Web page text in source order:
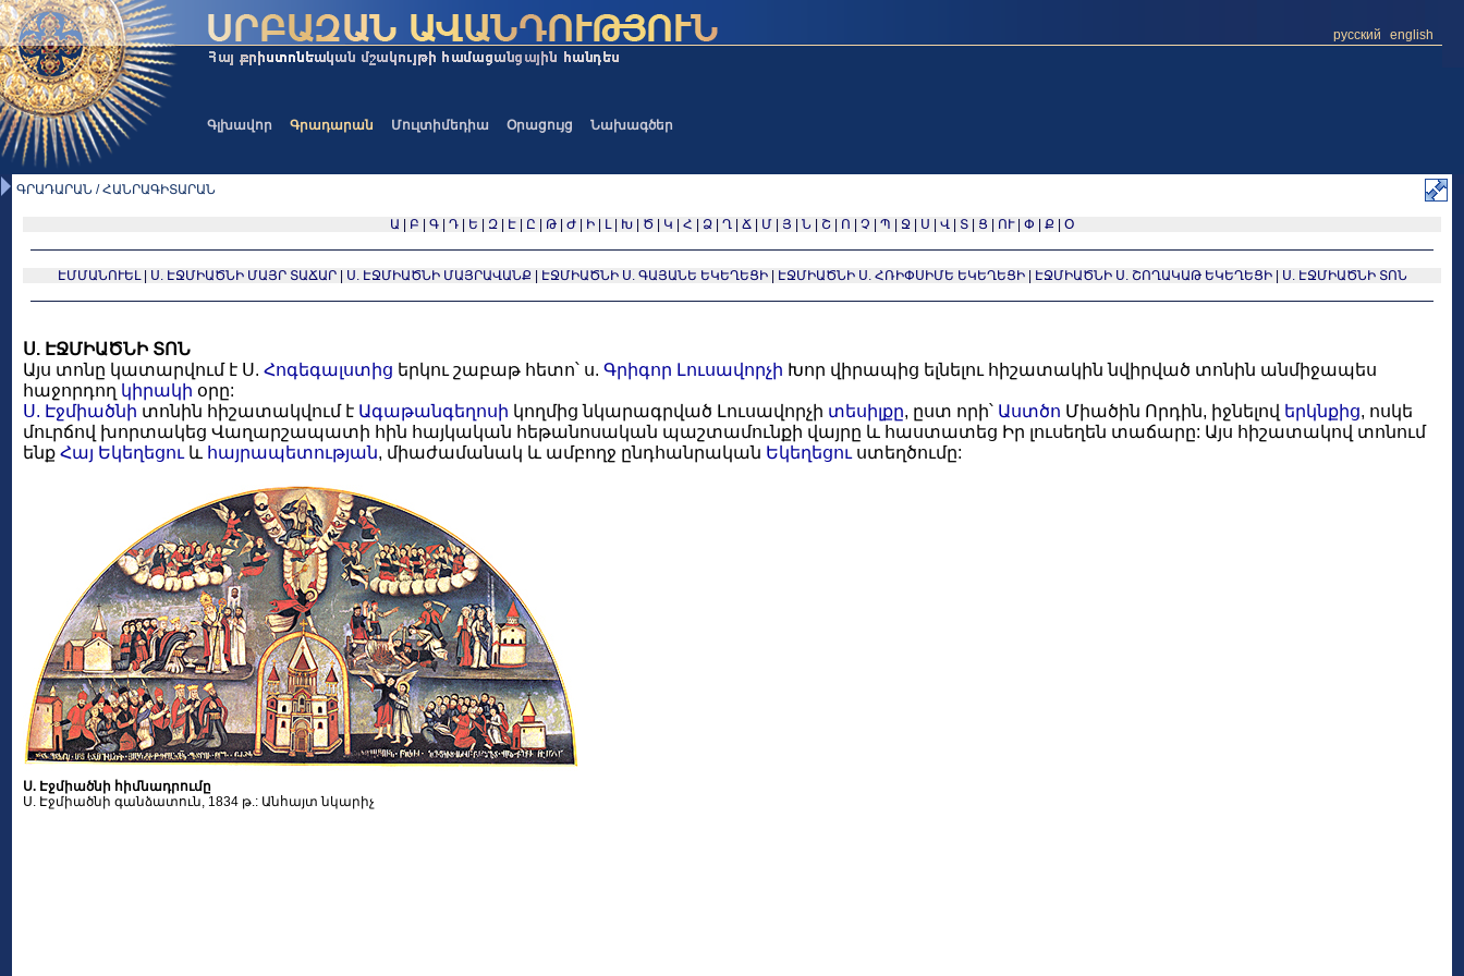
Գլխավոր Գրադարան Մուլտիմեդիա Օրացույց Նախագծեր
русский english
ԳՐԱԴԱՐԱՆ / ՀԱՆՐԱԳԻՏԱՐԱՆ
Ա Բ Գ Դ Ե Զ Է Ը Թ Ժ Ի Լ| Խ Ծ Կ Հ Ձ Ղ Ճ Մ Յ Ն Շ Ո Չ Պ Ջ Ս Վ Տ Ց ՈՒ| Փ Ք Օ
ԷՄՄԱՆՈՒԵԼ| Ս. ԷՋՄԻԱԾՆԻ ՄԱՅՐ ՏԱՃԱՐ| Ս. ԷՋՄԻԱԾՆԻ ՄԱՅՐԱՎԱՆՔ ԷՋՄԻԱԾՆԻ Ս. ԳԱՅԱՆԵ ԵԿԵՂԵՑԻ| ԷՋՄԻԱԾՆԻ Ս. ՀՌԻՓՍԻՄԵ ԵԿԵՂԵՑԻ| ԷՋՄԻԱԾՆԻ Ս. ՇՈՂԱԿԱԹ ԵԿԵՂԵՑԻ| Ս. ԷՋՄԻԱԾՆԻ ՏՈՆ
Ս. ԷՋՄԻԱԾՆԻ ՏՈՆ
Այս տոնը կատարվում է Ս. Հոգեգալստից երկու շաբաթ հետո՝ ս. Գրիգոր Լուսավորչի Խոր վիրապից ելնելու հիշատակին նվիրված տոնին անմիջապես
հաջորդող կիրակի օրը:
Ս. Էջմիածնի տոնին հիշատակվում է Ագաթանգեղոսի կողմից նկարագրված Լուսավորչի տեսիլքը, ըստ որի՝ Աստծո Միածին Որդին, իջնելով երկնքից, ոսկե
մուրճով խորտակեց Վաղարշապատի հին հայկական հեթանոսական պաշտամունքի վայրը և հաստատեց Իր լուսեղեն տաճարը: Այս հիշատակով տոնում
ենք Հայ Եկեղեցու և հայրապետության, միաժամանակ և ամբողջ ընդհանրական Եկեղեցու ստեղծումը:
Ս. Էջմիածնի հիմնադրումը
Ս. Էջմիածնի գանձատուն, 1834 թ.: Անհայտ նկարիչ